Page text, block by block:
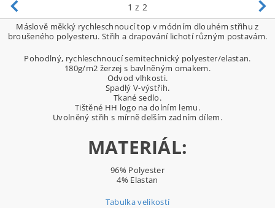
1 z 2
Máslově měkký rychleschnoucí top v módním dlouhém střihu z
broušeného polyesteru. Střih a drapování lichotí různým postavám.
Pohodlný, rychleschnoucí semitechnický polyester/elastan.
180g/m2 žerzej s bavlněným omakem.
Odvod vlhkosti.
Spadlý V-výstřih.
Tkané sedlo.
Tištěné HH logo na dolním lemu.
Uvolněný střih s mírně delším zadním dílem.
MATERIÁL:
96% Polyester
4% Elastan
Tabulka velikostí